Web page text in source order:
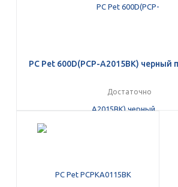
PC Pet 600D(PCP-A2015BK) черный
Достаточно